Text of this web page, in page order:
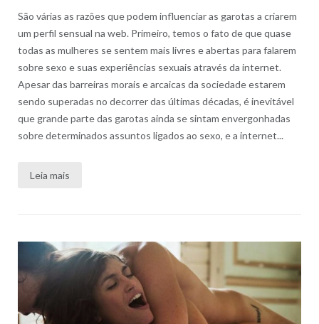
São várias as razões que podem influenciar as garotas a criarem
um perfil sensual na web. Primeiro, temos o fato de que quase
todas as mulheres se sentem mais livres e abertas para falarem
sobre sexo e suas experiências sexuais através da internet.
Apesar das barreiras morais e arcaicas da sociedade estarem
sendo superadas no decorrer das últimas décadas, é inevitável
que grande parte das garotas ainda se sintam envergonhadas
sobre determinados assuntos ligados ao sexo, e a internet...
Leia mais